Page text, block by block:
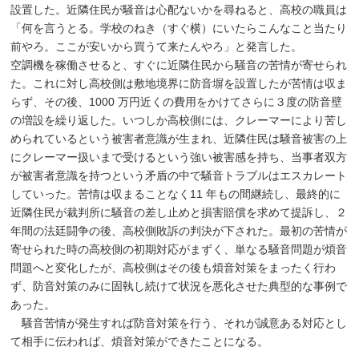
設置した。近隣住民が騒音は心配ないかを尋ねると、高校の職員は
「何を言うとる。学校のねき（すぐ横）にいたらこんなこと当たり
前やろ。ここが安いから買うて来たんやろ」と発言した。
空調機を稼働させると、すぐに近隣住民から騒音の苦情が寄せられ
た。これに対し高校側は敷地境界に防音塀を設置したが苦情は収ま
らず、その後、1000 万円近くの費用をかけてさらに３度の防音壁
の増設を繰り返した。いつしか高校側には、クレーマーにより苦し
められているという被害者意識が生まれ、近隣住民は騒音被害の上
にクレーマー扱いまで受けるという強い被害感を持ち、当事者双方
が被害者意識を持つという矛盾の中で騒音トラブルはエスカレート
していった。苦情は収まることなく11 年もの間継続し、最終的に
近隣住民が裁判所に騒音の差し止めと損害賠償を求めて提訴し、２
年間の法廷闘争の後、高校側敗訴の判決が下された。最初の苦情が
寄せられた時の高校側の初期対応がまずく、単なる騒音問題が煩音
問題へと変化したが、高校側はその後も煩音対策をまったく行わ
ず、防音対策のみに固執し続けて状況を悪化させた典型的な事例で
あった。
騒音苦情が発生すれば防音対策を行う、それが誠意ある対応とし
て相手に伝われば、煩音対策ができたことになる。